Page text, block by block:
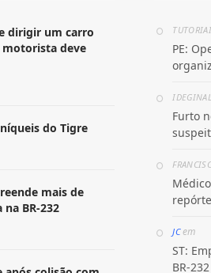
dirigir um carro
deve
do Tigre
mais de
BR-232
PE:
Furto
JCem
ST:
BR-232